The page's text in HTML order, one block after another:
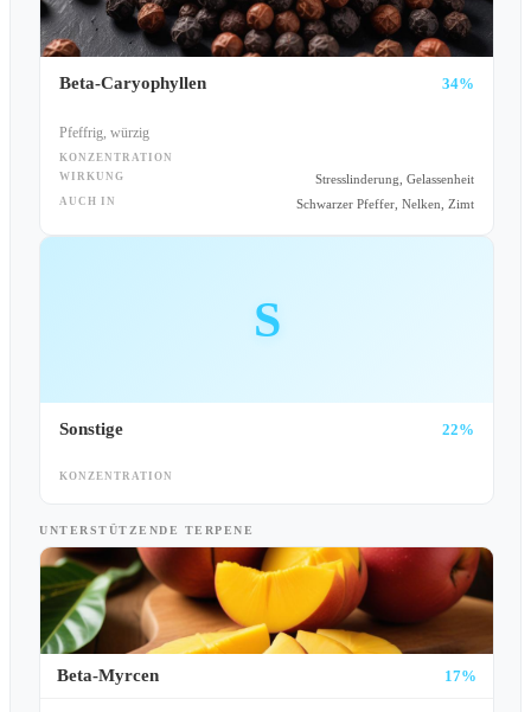
Beta-Caryophyllen 34%
Pfeffrig, würzig
KONZENTRATION
WIRKUNG
Stresslinderung, Gelassenheit
AUCH IN Schwarzer Pfeffer, Nelken, Zimt
S
Sonstige 22%
KONZENTRATION
UNTERSTÜTZENDE TERPENE
Beta-Myrcen 17%